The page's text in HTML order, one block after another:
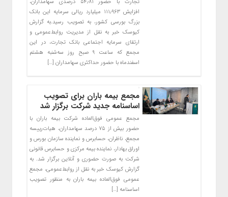
افزایش ۱۱۱٫۹۶۳ میلیارد ریالی سرمایه این بانک
بزرگ بورسی کشور، به تصویب رسید.به گزارش
کیوسک خبر به نقل از مدیریت روابط‌عمومی و
ارتقای سرمایه اجتماعی بانک تجارت، در این
مجمع که ساعت ۹ صبح روز سه‌شنبه هشتم
اسفندماه با حضور حداکثری سهامداران […]
مجمع بیمه باران برای تصویب
اساسنامه جدید شرکت برگزار شد
مجمع عمومی فوق‌العاده شرکت بیمه باران با
حضور بیش از ۷۵ درصد سهامداران، هیات‌رییسه
مجمع، ناظران، حسابرس و نماینده سازمان بورس و
اوراق بهادار، نماینده بیمه مرکزی و حسابرس قانونی
شرکت به صورت حضوری و آنلاین برگزار شد. به
گزارش کیوسک خبر به نقل از روابط‌عمومی، مجمع
عمومی فوق‌العاده بیمه باران به منظور تصویب
اساسنامه […]